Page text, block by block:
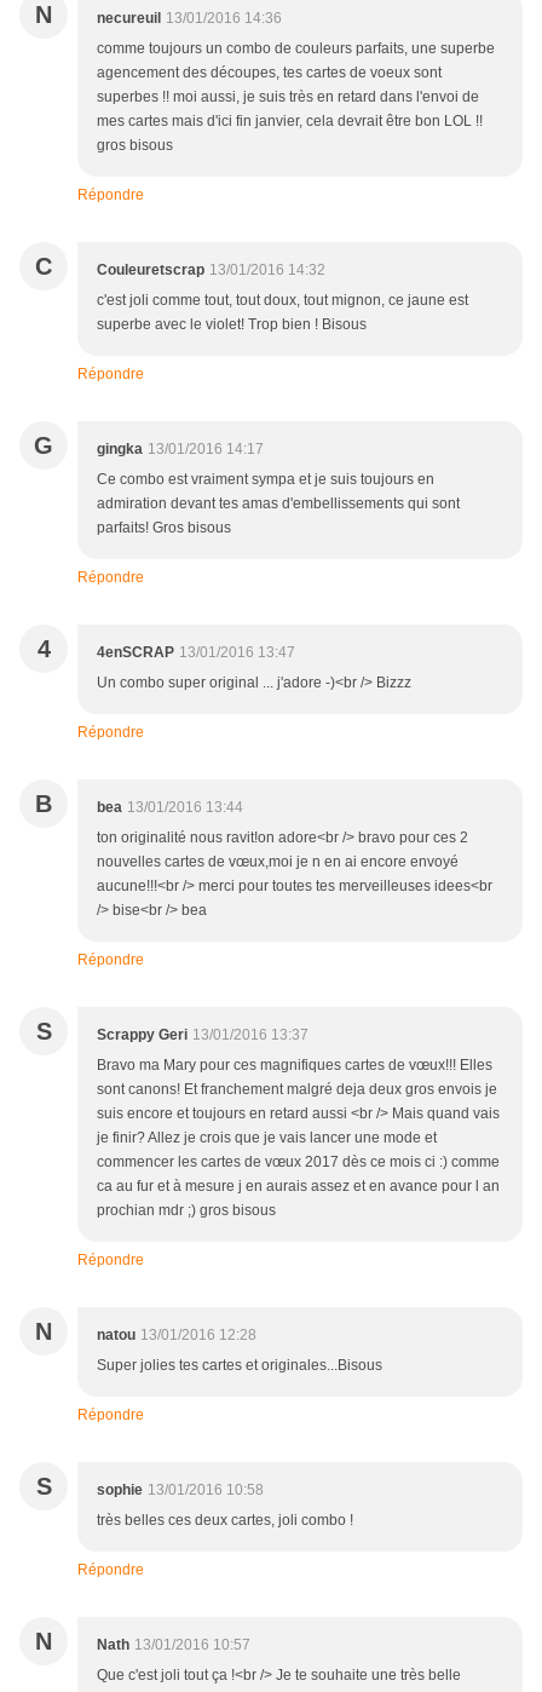
N necureuil 13/01/2016 14:36
comme toujours un combo de couleurs parfaits, une superbe
agencement des découpes, tes cartes de voeux sont
superbes !! moi aussi, je suis très en retard dans l'envoi de
mes cartes mais d'ici fin janvier, cela devrait être bon LOL !!
gros bisous
Répondre
C Couleuretscrap 13/01/2016 14:32
c'est joli comme tout, tout doux, tout mignon, ce jaune est
superbe avec le violet! Trop bien ! Bisous
Répondre
G gingka 13/01/2016 14:17
Ce combo est vraiment sympa et je suis toujours en
admiration devant tes amas d'embellissements qui sont
parfaits! Gros bisous
Répondre
4 4enSCRAP 13/01/2016 13:47
Un combo super original ... j'adore -)<br /> Bizzz
Répondre
B bea 13/01/2016 13:44
ton originalité nous ravit!on adore<br /> bravo pour ces 2
nouvelles cartes de vœux,moi je n en ai encore envoyé
aucune!!!<br /> merci pour toutes tes merveilleuses idees<br
/> bise<br /> bea
Répondre
S Scrappy Geri 13/01/2016 13:37
Bravo ma Mary pour ces magnifiques cartes de vœux!!! Elles
sont canons! Et franchement malgré deja deux gros envois je
suis encore et toujours en retard aussi <br /> Mais quand vais
je finir? Allez je crois que je vais lancer une mode et
commencer les cartes de vœux 2017 dès ce mois ci :) comme
ca au fur et à mesure j en aurais assez et en avance pour l an
prochian mdr ;) gros bisous
Répondre
N natou 13/01/2016 12:28
Super jolies tes cartes et originales...Bisous
Répondre
S sophie 13/01/2016 10:58
très belles ces deux cartes, joli combo !
Répondre
N Nath 13/01/2016 10:57
Que c'est joli tout ça !<br /> Je te souhaite une très belle